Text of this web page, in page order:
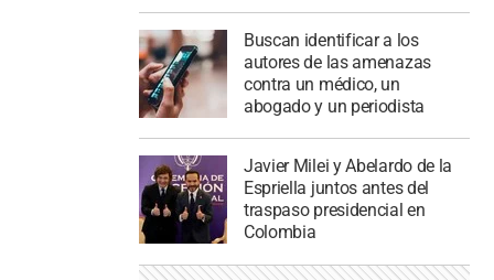
Buscan identificar a los
autores de las amenazas
contra un médico, un
abogado y un periodista
Javier Milei y Abelardo de la
Espriella juntos antes del
traspaso presidencial en
Colombia